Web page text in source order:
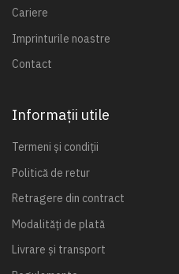
Cariere
Imprinturile noastre
Contact
Informații utile
Termeni și condiții
Politică de retur
Retragere din contract
Modalități de plată
Livrare și transport